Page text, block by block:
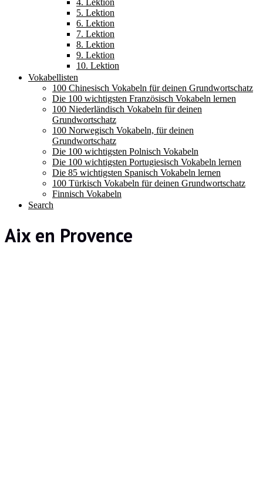
5. Lektion
6. Lektion
7. Lektion
8. Lektion
9. Lektion
10. Lektion
Vokabellisten
100 Chinesisch Vokabeln für deinen Grundwortschatz
Die 100 wichtigsten Französisch Vokabeln lernen
100 Niederländisch Vokabeln für deinen
Grundwortschatz
100 Norwegisch Vokabeln, für deinen
Grundwortschatz
Die 100 wichtigsten Polnisch Vokabeln
Die 100 wichtigsten Portugiesisch Vokabeln lernen
Die 85 wichtigsten Spanisch Vokabeln lernen
100 Türkisch Vokabeln für deinen Grundwortschatz
Finnisch Vokabeln
Search
Aix en Provence